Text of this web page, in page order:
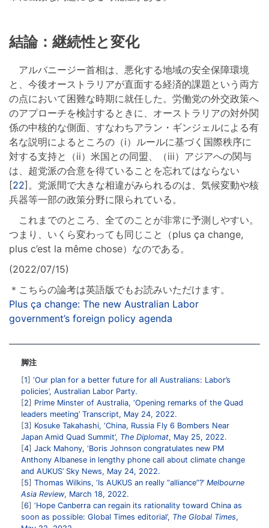
結論：継続性と変化
アルバニージー首相は、悪化する地域の安全保障環境
と、今後オーストラリアが直面する経済的課題という両方
の点において困難な時期に就任した。労働党の外交政策へ
のアプローチを検討するときに、オーストラリアの対外関
係の中核的な側面、すなわちアラン・ギンジェルによる有
名な説明によるところの（i）ルールに基づく国際秩序に
対する支持と（ii）米国との同盟、（iii）アジアへの関与
は、超党派の合意を得ていることを忘れてはならない
[22]。党派間で大きな相違がみられるのは、気候変動や核
兵器等一部の政策分野に限られている。
これまでのところ、全てのことが非常に予測しやすい。
つまり、いくら変わっても同じこと（plus ça change,
plus c’est la même chose）なのである。
(2022/07/15)
＊こちらの論考は英語版でもお読みいただけます。
Plus ça change: The new Australian Labor
government’s foreign policy agenda
脚注
1
‘Our plan for a better future for all Australians: Labor’s
policies’, Australian Labor Party.
2
Prime Minster of Australia, ‘Opening remarks of the Quad
leaders meeting’ Transcript, May 24, 2022.
3
Kosuke Takahashi, ‘China, Russia Fly 6 Bombers Near
Japan Amid Quad Summit’, The Diplomat, May 25, 2022.
4 Jack Mahony, ‘Boris Johnson congratulates new PM
Anthony Albanese in lengthy phone call about climate change
and AUKUS’ Sky News, May 24, 2022.
5
Thomas Wilkins, ‘Is AUKUS an really “alliance”?’ Melbourne
Asia Review, March 18, 2022.
6
‘Hope Canberra can regain its rationality toward China as
soon as possible: Global Times editorial’, The Global Times,